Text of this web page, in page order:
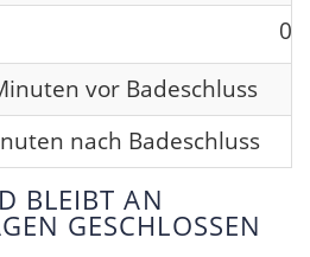
vor Badeschluss
nach Badeschluss
BLEIBT AN
GESCHLOSSEN